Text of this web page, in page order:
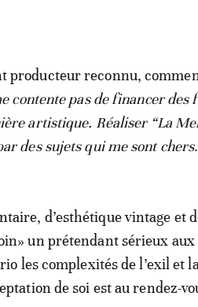
producteur reconnu,
contente pas de financer des
artistique. Réaliser “La
des sujets qui me sont chers
d’esthétique vintage et
un prétendant sérieux
les complexités de l’exil et
de soi est au rendez-